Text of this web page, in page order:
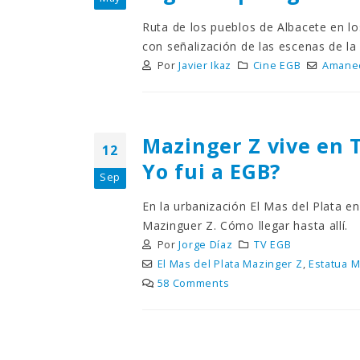
Ruta de los pueblos de Albacete en
con señalización de las escenas de la
PorJavier Ikaz Cine EGB
12
Sep
Mazinger Z vive en
Yo fui a EGB?
En la urbanización El Mas del Plata
Mazinguer Z. Cómo llegar hasta allí.
PorJorge Díaz
TV EGB
El Mas del Plata Mazinger Z, Estatua
58 Comments
¿Sabías que…? Diez
curiosidades que igual no
sabes de cuando íbamos a
8 febrero, 2023
respondiendo correctamente estas
5 preguntas
15 diciembre, 2022
Prime Video estrena
‘Mañana es hoy’ y
recordamos cosas que se
pusieron de moda en los 90 que ya
desaparecieron
2 diciembre, 2022
Rider
tres
y